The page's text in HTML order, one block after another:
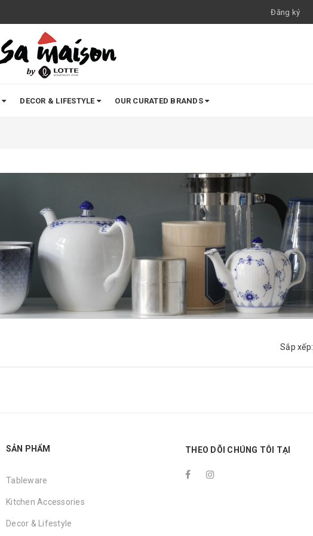
Đăng ký
DECOR & LIFESTYLE OUR CURATED BRANDS
Sắp xếp:
SẢN PHẨM
Tableware
Kitchen Accessories
Decor & Lifestyle
THEO DÕI CHÚNG TÔI TẠI